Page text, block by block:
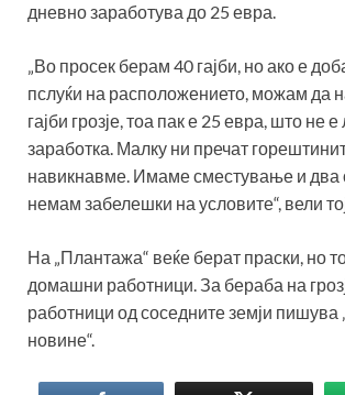
дневно заработува до 25 евра.
„Во просек берам 40 гајби, но ако е
пслуќи на расположението, можам да
гајби грозје, тоа пак е 25 евра, што не
заработка. Малку ни пречат
навикнавме. Имаме сместување и два
немам забелешки на условите“, вели
На „Плантажа“ веќе берат праски, но
домашни работници. За бераба на
работници од соседните земји пишува
новине“.